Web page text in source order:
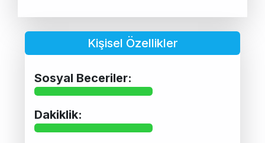
Kişisel Özellikler
Sosyal Beceriler:
Dakiklik: